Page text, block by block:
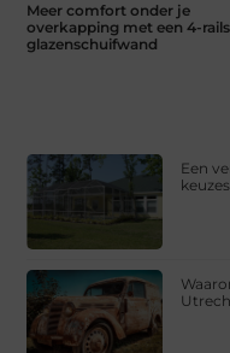
Meer comfort onder je
overkapping met een 4-rails
glazenschuifwand
Een
keuzes